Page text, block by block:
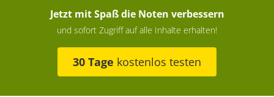
Jetzt mit Spaß die Noten verbessern
und sofort Zugriff auf alle Inhalte erhalten!
30 Tage kostenlos testen